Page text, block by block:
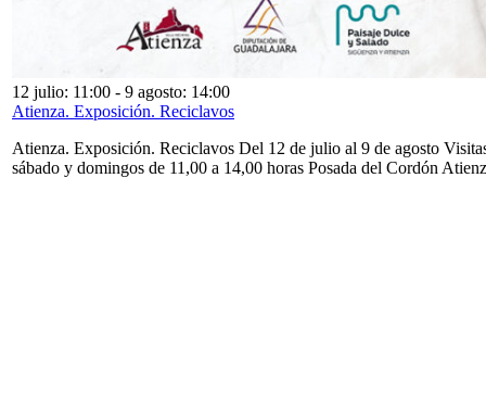
12 julio: 11:00 - 9 agosto: 14:00
Atienza. Exposición. Reciclavos
Atienza. Exposición. Reciclavos Del 12 de julio al 9 de agosto
sábado y domingos de 11,00 a 14,00 horas Posada del Cordón